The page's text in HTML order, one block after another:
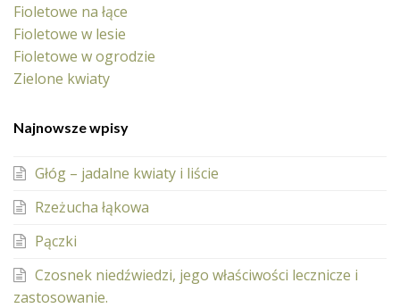
Fioletowe na łące
Fioletowe w lesie
Fioletowe w ogrodzie
Zielone kwiaty
Najnowsze wpisy
Głóg – jadalne kwiaty i liście
Rzeżucha łąkowa
Pączki
Czosnek niedźwiedzi, jego właściwości lecznicze i
zastosowanie.